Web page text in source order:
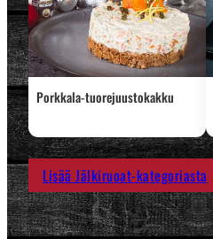
Porkkala-tuorejuustokakku
Lisää Jälkiruoat-kategoriasta